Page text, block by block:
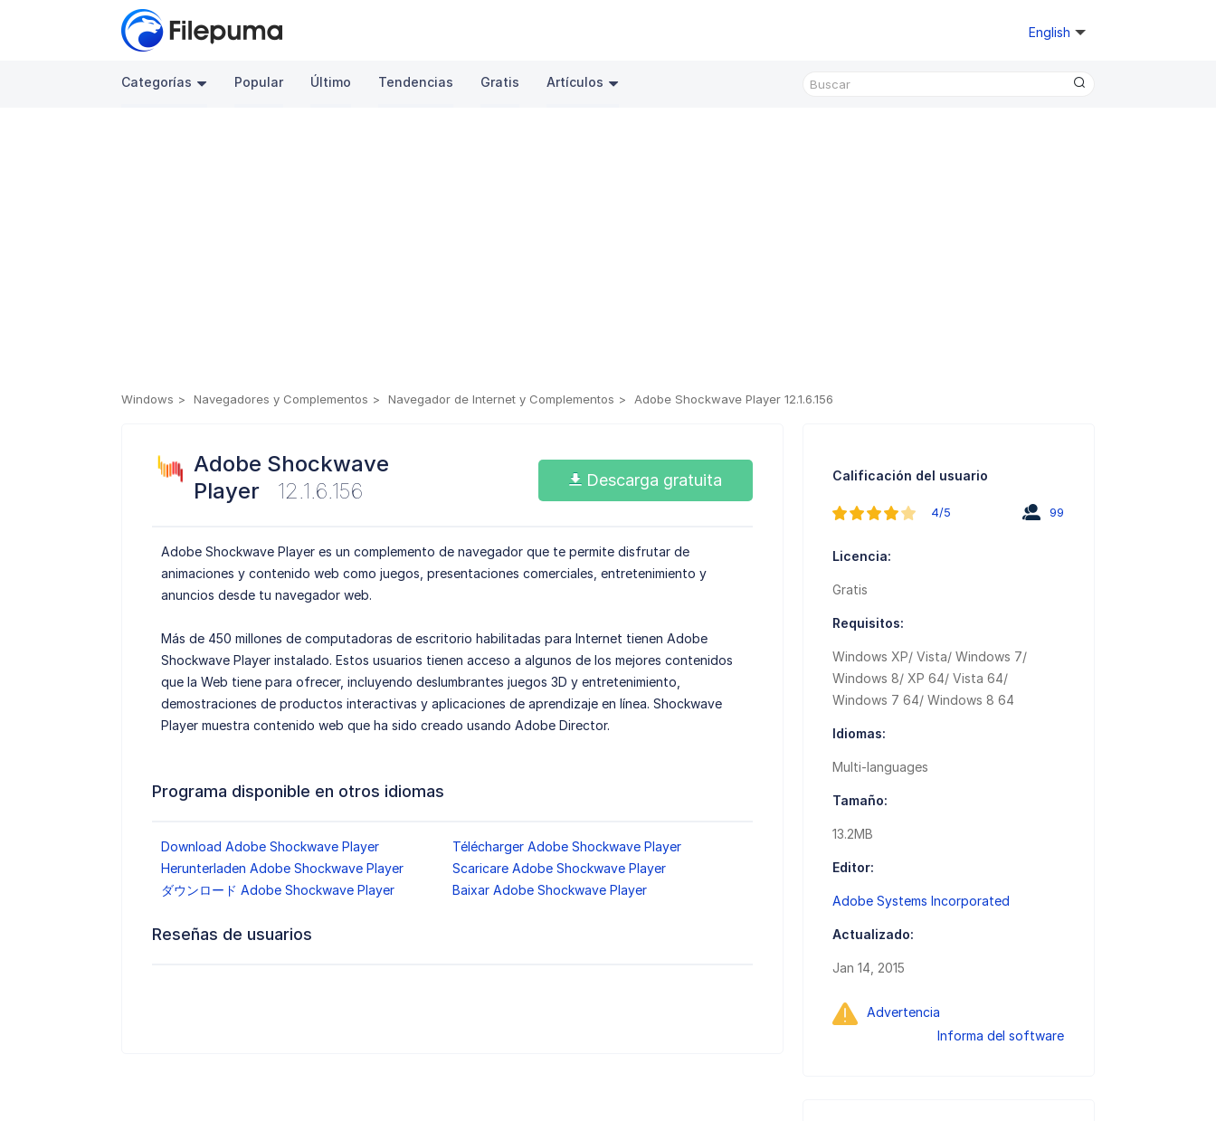
English
Categorías Popular Último Tendencias Gratis Artículos
Windows Navegadores y Complementos Navegador de Internet y Complementos Adobe Shockwave Player 12.1.6.156
Adobe Shockwave
Player
12.1.6.156 Descarga gratuita
Adobe Shockwave Player es un complemento de navegador que te permite disfrutar de
animaciones y contenido web como juegos, presentaciones comerciales, entretenimiento y
anuncios desde tu navegador web.
Más de 450 millones de computadoras de escritorio habilitadas para Internet tienen Adobe
Shockwave Player instalado. Estos usuarios tienen acceso a algunos de los mejores contenidos
que la Web tiene para ofrecer, incluyendo deslumbrantes juegos 3D y entretenimiento,
demostraciones de productos interactivas y aplicaciones de aprendizaje en línea. Shockwave
Player muestra contenido web que ha sido creado usando Adobe Director.
Programa disponible en otros idiomas
Download Adobe Shockwave Player
Télécharger Adobe Shockwave Player
Herunterladen Adobe Shockwave Player
Scaricare Adobe Shockwave Player
ダウンロード Adobe Shockwave Player
Baixar Adobe Shockwave Player
Reseñas de usuarios
Calificación del usuario
4/5 99
Licencia:
Gratis
Requisitos:
Windows XP/ Vista/ Windows 7/
Windows 8/ XP 64/ Vista 64/
Windows 7 64/ Windows 8 64
Idiomas:
Multi-languages
Tamaño:
13.2MB
Editor:
Adobe Systems Incorporated
Actualizado:
Jan 14, 2015
Advertencia
Informa del software